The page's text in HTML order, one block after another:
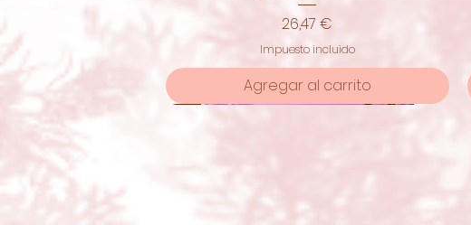
Precio
26,47 €
Impuesto incluido
Agregar al carrito